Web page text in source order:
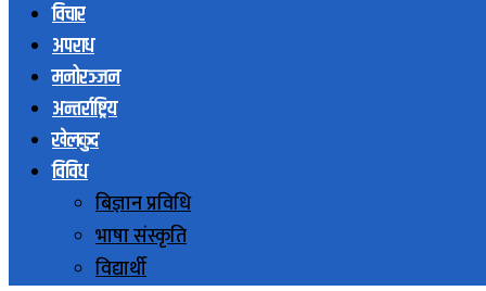
विचार
अपराध
मनोरञ्जन
अन्तर्राष्ट्रिय
खेलकुद
विविध
बिज्ञान प्रविधि
भाषा संस्कृति
विद्यार्थी